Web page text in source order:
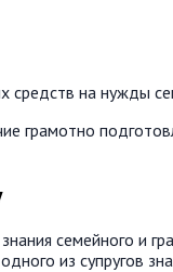
средств на нужды
грамотно
семейного и
из супругов